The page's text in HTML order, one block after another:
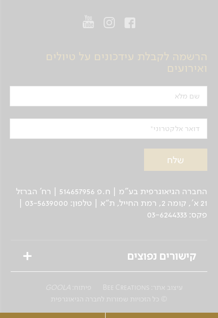
הרשמה לקבלת עידכונים על טיולים
ואירועים
שם מלא
דואר אלקטרוני
החברה הגיאוגרפית בע"מ | ח.פ 514657956 | רח’ הברזל
21 א', קומה 2, רמת החייל, ת“א | טלפון: 03-5639000 |
פקס: 03-6244333
קישורים נפוצים
שייט גיאוגרפי